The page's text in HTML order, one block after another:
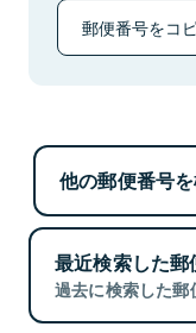
郵便番号をコ
他の郵便番号
最近検索した郵
過去に検索した郵